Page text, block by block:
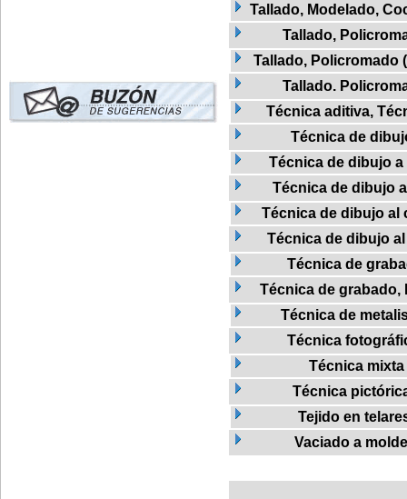
Tallado, Modelado,
Tallado,
Tallado, Policromado
Tallado.
Técnica aditiva,
Técnica de
Técnica de dibujo
Técnica de dibujo
Técnica de dibujo al
Técnica de dibujo
Técnica de
Técnica de grabado,
Técnica de
Técnica
Técnica mixta
Técnica
Tejido en
Vaciado a molde